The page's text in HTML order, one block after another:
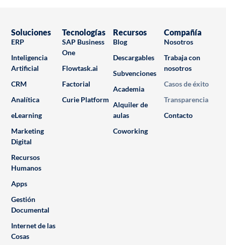
Soluciones
ERP
Inteligencia
Artificial
CRM
Analítica
eLearning
Marketing
Digital
Recursos
Humanos
Apps
Gestión
Documental
Internet de las
Cosas
Tecnologías
SAP Business
One
Flowtask.ai
Factorial
Curie Platform
Recursos
Blog
Descargables
Subvenciones
Academia
Alquiler de
aulas
Coworking
Compañía
Nosotros
Trabaja con
nosotros
Casos de éxito
Transparencia
Contacto